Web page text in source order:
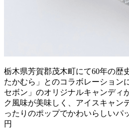
栃木県芳賀郡茂木町にて60年の歴
たかむら」とのコラボレーション
セボン」のオリジナルキャンディ
ク風味が美味しく、アイスキャン
ったりのポップでかわいらしいパ
円